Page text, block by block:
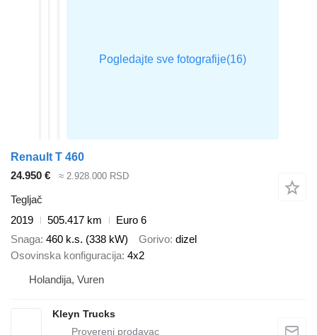
Renault T 460
24.950 €
≈ 2.928.000 RSD
Tegljač
2019
505.417 km
Euro 6
Snaga 460 k.s. (338 kW) Gorivo dizel
Osovinska konfiguracija 4x2
Holandija, Vuren
Kleyn Trucks